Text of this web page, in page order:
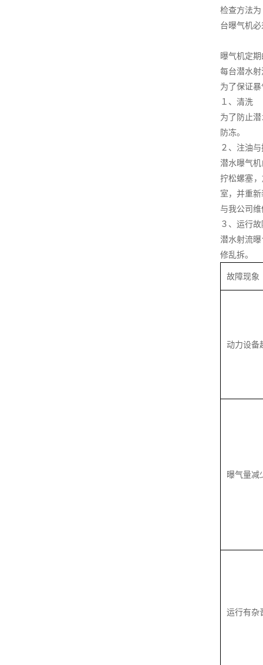
检查方法
台曝气机
曝气机定
每台潜水
为了保证
１、清洗
为了防止
防冻。
２、注油
潜水曝气
拧松螺塞
室，并重
与我公司
３、运行
潜水射流
修乱拆。
故障现象
动力设备
曝气量减
运行有杂